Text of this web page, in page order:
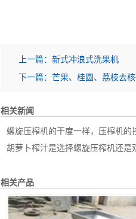
上一篇： 新式冲浪式洗果机
下一篇： 芒果、桂圆、荔枝去
相关新闻
螺旋压榨机的干度一样，压榨机的
胡萝卜榨汁是选择螺旋压榨机还是
相关产品